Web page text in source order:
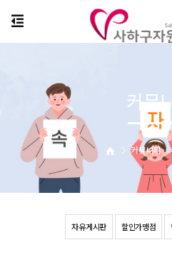
자유게시판 할인가맹점
커뮤니티
커뮤